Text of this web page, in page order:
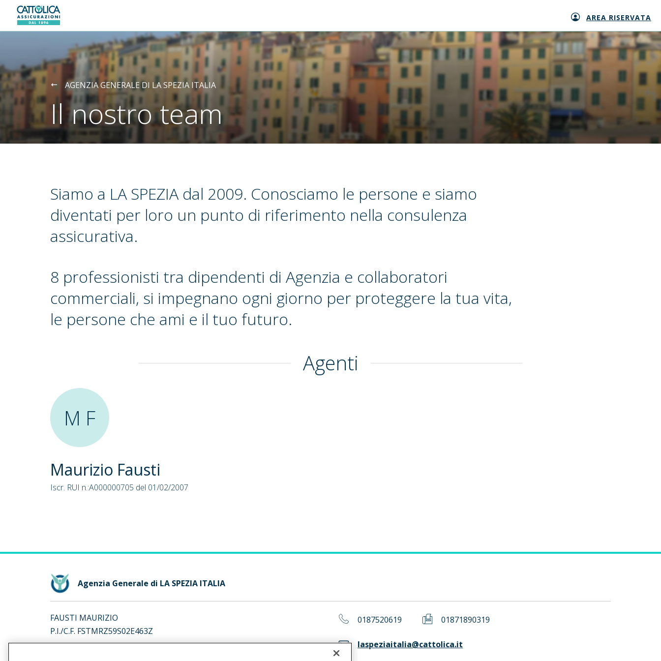
Generali logo AREA RISERVATA
AGENZIA GENERALE DI LA SPEZIA ITALIA
Il nostro team
Siamo a LA SPEZIA dal 2009. Conosciamo le persone e siamo
diventati per loro un punto di riferimento nella consulenza
assicurativa.
8 professionisti tra dipendenti di Agenzia e collaboratori
commerciali, si impegnano ogni giorno per proteggere la tua vita,
le persone che ami e il tuo futuro.
Agenti
M F
Maurizio Fausti
Iscr. RUI n.:A000000705 del 01/02/2007
Agenzia Generale di LA SPEZIA ITALIA
FAUSTI MAURIZIO
P.I./C.F. FSTMRZ59S02E463Z
0187520619 01871890319
laspeziaitalia@cattolica.it